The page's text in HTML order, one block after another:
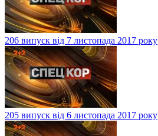
206 випуск від 7 листопада 2017 року
205 випуск від 6 листопада 2017 року